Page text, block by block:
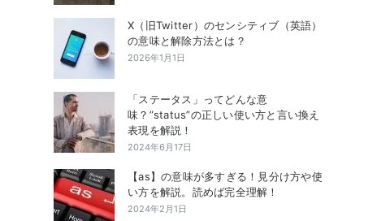
X（旧Twitter）のセンシティブ（英語）
の意味と解除方法とは？
2026年1月1日
「ステータス」ってどんな意
味？”status”の正しい使い方と言い換え
表現を解説！
2024年6月17日
【as】の意味が多すぎる！見分け方や使
い方を解説。読めば完全理解！
2024年2月1日